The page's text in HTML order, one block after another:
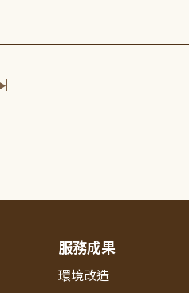
服務成果
環境改造